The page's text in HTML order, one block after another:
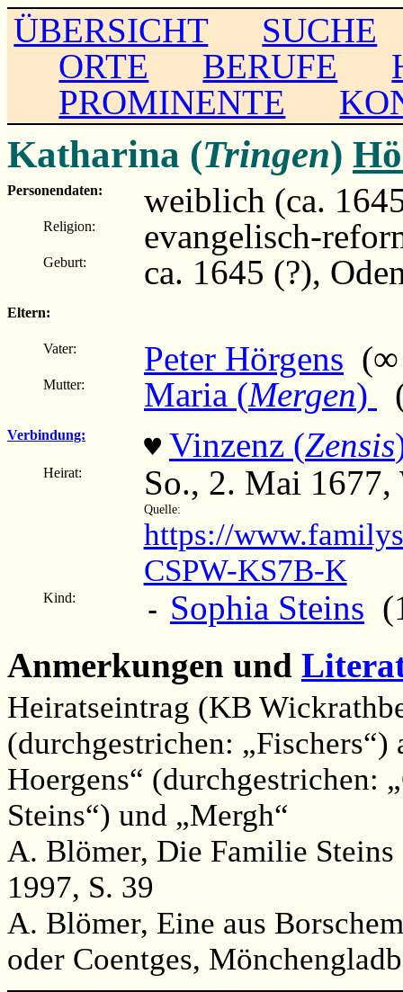
ÜBERSICHT
SUCHE
ORTE
BERUFE
PROMINENTE
Katharina (Tringen)
Personendaten: weiblich (ca.
Religion: evangelisch-
Geburt: ca. 1645 (?),
Eltern:
Vater: Peter Hörgens (∞
Mutter: Maria (Mergen)
Verbindung: ♥ Vinzenz (Zensis
Heirat: So., 2. Mai 1677,
Quelle:
https://
CSPW-KS7B-K
Kind: - Sophia Steins
Anmerkungen und
Heiratseintrag (KB
(durchgestrichen:
Hoergens“ (durchgestrichen:
Steins“) und „Mergh“
A. Blömer, Die Familie Steins
1997, S. 39
A. Blömer, Eine aus
oder Coentges,